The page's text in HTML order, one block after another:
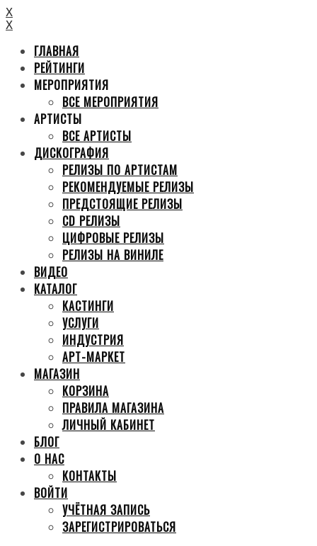
X
X
ГЛАВНАЯ
РЕЙТИНГИ
МЕРОПРИЯТИЯ
ВСЕ МЕРОПРИЯТИЯ
АРТИСТЫ
ВСЕ АРТИСТЫ
ДИСКОГРАФИЯ
РЕЛИЗЫ ПО АРТИСТАМ
РЕКОМЕНДУЕМЫЕ РЕЛИЗЫ
ПРЕДСТОЯЩИЕ РЕЛИЗЫ
CD РЕЛИЗЫ
ЦИФРОВЫЕ РЕЛИЗЫ
РЕЛИЗЫ НА ВИНИЛЕ
ВИДЕО
КАТАЛОГ
КАСТИНГИ
УСЛУГИ
ИНДУСТРИЯ
АРТ-МАРКЕТ
МАГАЗИН
КОРЗИНА
ПРАВИЛА МАГАЗИНА
ЛИЧНЫЙ КАБИНЕТ
БЛОГ
О НАС
КОНТАКТЫ
ВОЙТИ
УЧЁТНАЯ ЗАПИСЬ
ЗАРЕГИСТРИРОВАТЬСЯ